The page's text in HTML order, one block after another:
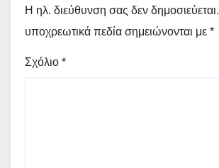
Η ηλ. διεύθυνση σας δεν δημοσιεύεται.
υποχρεωτικά πεδία σημειώνονται με *
Σχόλιο *